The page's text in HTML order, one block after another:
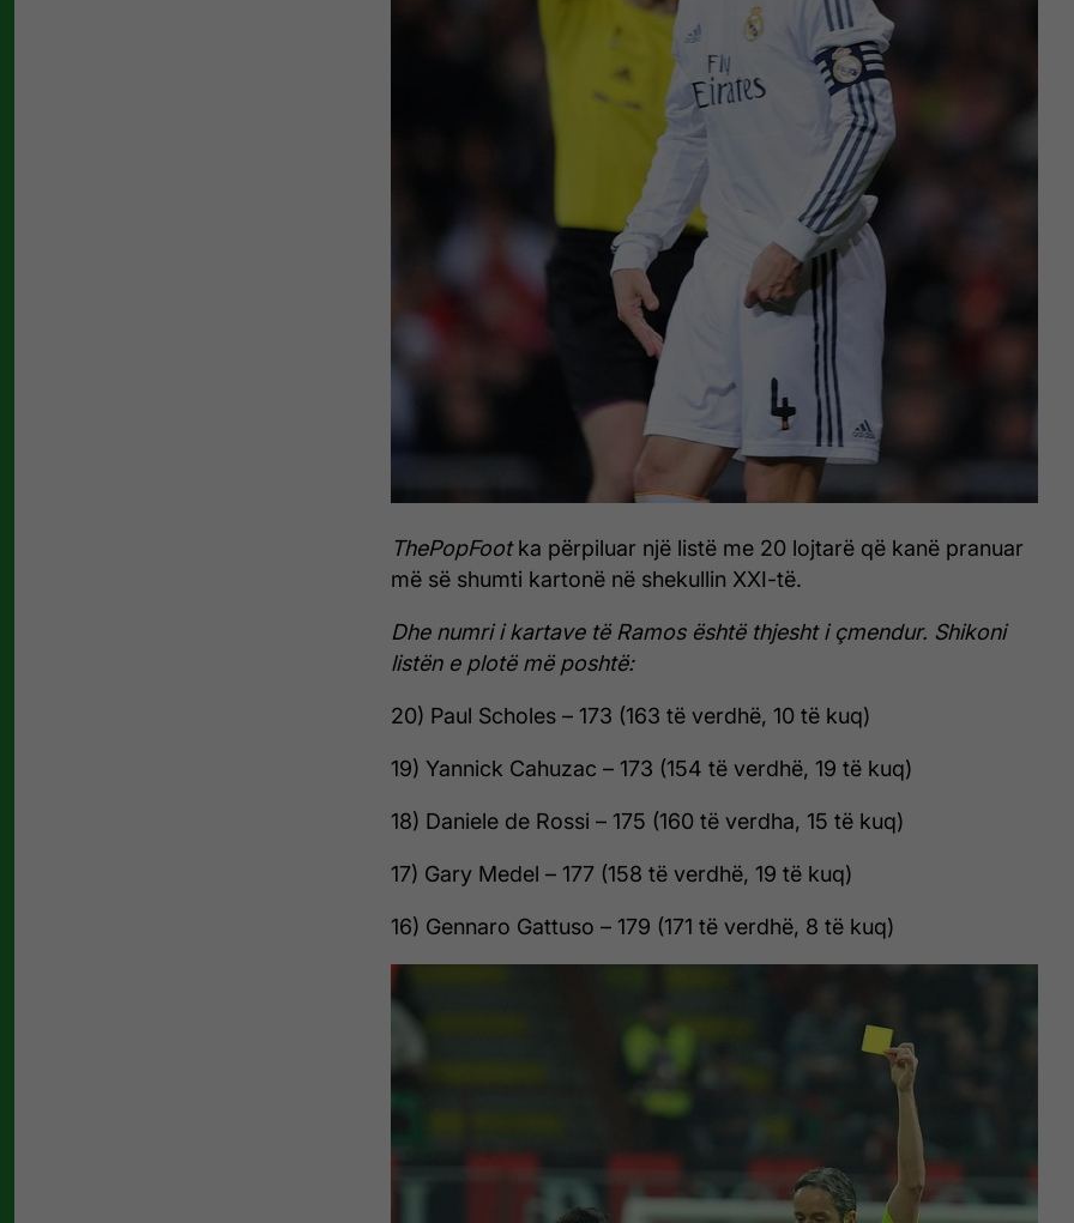
ThePopFootka përpiluar një listë me 20 lojtarë që kanë pranuar
më së shumti kartonë në shekullin XXI-të.
Dhe numri i kartave të Ramos është thjesht i çmendur. Shikoni
listën e plotë më poshtë:
20) Paul Scholes – 173 (163 të verdhë, 10 të kuq)
19) Yannick Cahuzac – 173 (154 të verdhë, 19 të kuq)
18) Daniele de Rossi – 175 (160 të verdha, 15 të kuq)
17) Gary Medel – 177 (158 të verdhë, 19 të kuq)
16) Gennaro Gattuso – 179 (171 të verdhë, 8 të kuq)